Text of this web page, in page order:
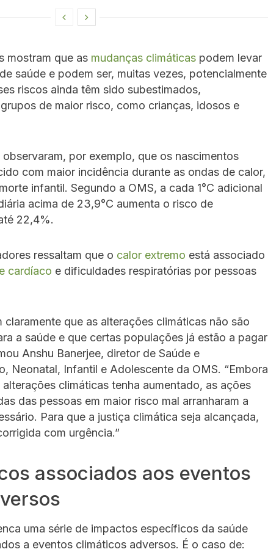
mostram que as mudanças climáticas podem levar
saúde e podem ser, muitas vezes, potencialmente
riscos ainda têm sido subestimados,
de maior risco, como crianças, idosos e
por exemplo, que os nascimentos
com maior incidência durante as ondas de calor,
infantil. Segundo a OMS, a cada 1°C adicional
acima de 23,9°C aumenta o risco de
22,4%.
ressaltam que o calor extremo está associado
cardíaco e dificuldades respiratórias por pessoas
claramente que as alterações climáticas não são
a saúde e que certas populações já estão a pagar
Anshu Banerjee, diretor de Saúde e
Neonatal, Infantil e Adolescente da OMS. “Embora
climáticas tenha aumentado, as ações
das pessoas em maior risco mal arranharam a
Para que a justiça climática seja alcançada,
com urgência.”
associados aos eventos
uma série de impactos específicos da saúde
a eventos climáticos adversos. É o caso de: